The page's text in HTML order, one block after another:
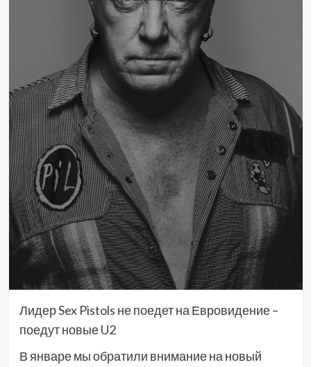
​Лидер Sex Pistols не поедет на Евровидение –
поедут новые U2
В январе мы обратили внимание на новый